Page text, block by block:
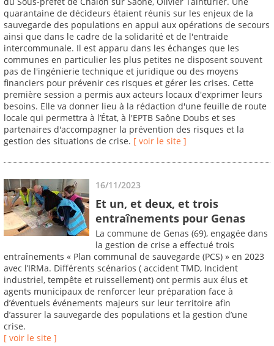
quarantaine de décideurs étaient réunis sur les enjeux de la
sauvegarde des populations en appui aux opérations de secours
ainsi que dans le cadre de la solidarité et de l'entraide
intercommunale. Il est apparu dans les échanges que les
communes en particulier les plus petites ne disposent souvent
pas de l'ingénierie technique et juridique ou des moyens
financiers pour prévenir ces risques et gérer les crises. Cette
première session a permis aux acteurs locaux d'exprimer leurs
besoins. Elle va donner lieu à la rédaction d'une feuille de route
locale qui permettra à l’État, à l'EPTB Saône Doubs et ses
partenaires d'accompagner la prévention des risques et la
gestion des situations de crise. [ voir le site ]
16/11/2023
Et un, et deux, et trois
entraînements pour Genas
La commune de Genas (69), engagée dans
la gestion de crise a effectué trois
entraînements « Plan communal de sauvegarde (PCS) » en 2023
avec l’IRMa. Différents scénarios ( accident TMD, Incident
industriel, tempête et ruissellement) ont permis aux élus et
agents municipaux de renforcer leur préparation face à
d’éventuels événements majeurs sur leur territoire afin
d’assurer la sauvegarde des populations et la gestion d’une
crise.
[ voir le site ]